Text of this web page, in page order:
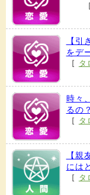
[
【
をデ
[ タ
時々
るの？
[ タ
【
には
[ タ